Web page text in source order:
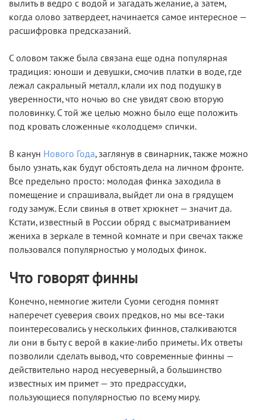
вылить в ведро с водой и загадать желание, а затем,
когда олово затвердеет, начинается самое интересное —
расшифровка предсказаний.
С оловом также была связана еще одна популярная
традиция: юноши и девушки, смочив платки в воде, где
лежал сакральный металл, клали их под подушку в
уверенности, что ночью во сне увидят свою вторую
половинку. С той же целью можно было еще положить
под кровать сложенные «колодцем» спички.
В канун Нового Года, заглянув в свинарник, также можно
было узнать, как будут обстоять дела на личном фронте.
Все предельно просто: молодая финка заходила в
помещение и спрашивала, выйдет ли она в грядущем
году замуж. Если свинья в ответ хрюкнет — значит да.
Кстати, известный в России обряд с высматриванием
жениха в зеркале в темной комнате и при свечах также
пользовался популярностью у молодых финок.
Что говорят финны
Конечно, немногие жители Суоми сегодня помнят
наперечет суеверия своих предков, но мы все-таки
поинтересовались у нескольких финнов, сталкиваются
ли они в быту с верой в какие-либо приметы. Их ответы
позволили сделать вывод, что современные финны —
действительно народ несуеверный, а большинство
известных им примет — это предрассудки,
пользующиеся популярностью по всему миру.